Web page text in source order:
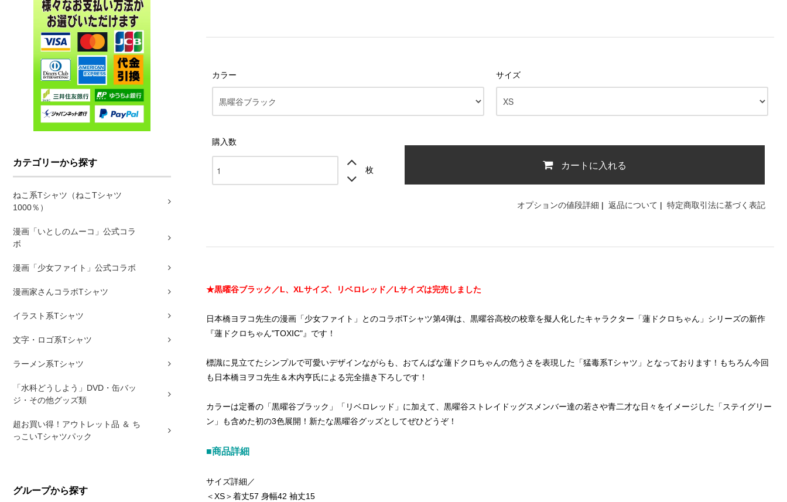
カテゴリーから探す
ねこ系Tシャツ（ねこTシャツ
1000％）
漫画「いとしのムーコ」公式コラ
ボ
漫画「少女ファイト」公式コラボ
漫画家さんコラボTシャツ
イラスト系Tシャツ
文字・ロゴ系Tシャツ
ラーメン系Tシャツ
「水科どうしよう」DVD・缶バッ
ジ・その他グッズ類
超お買い得！アウトレット品 ＆ ち
っこいTシャツパック
グループから探す
カラー サイズ
購入数
枚 カートに入れる
オプションの値段詳細 | 返品について | 特定商取引法に基づく表記
★黒曜谷ブラック／L、XLサイズ、リベロレッド／Lサイズは完売しました
日本橋ヨヲコ先生の漫画「少女ファイト」とのコラボTシャツ第4弾は、黒曜谷高校の校章を擬人化したキャラクター「蓮ドクロちゃん」シリーズの新作
『蓮ドクロちゃん"TOXIC"』です！
標識に見立てたシンプルで可愛いデザインながらも、おてんばな蓮ドクロちゃんの危うさを表現した「猛毒系Tシャツ」となっております！もちろん今回
も日本橋ヨヲコ先生＆木内亨氏による完全描き下ろしです！
カラーは定番の「黒曜谷ブラック」「リベロレッド」に加えて、黒曜谷ストレイドッグスメンバー達の若さや青二才な日々をイメージした「ステイグリー
ン」も含めた初の3色展開！新たな黒曜谷グッズとしてぜひどうぞ！
■商品詳細
サイズ詳細／
＜XS＞着丈57 身幅42 袖丈15